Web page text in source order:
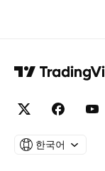
한국어